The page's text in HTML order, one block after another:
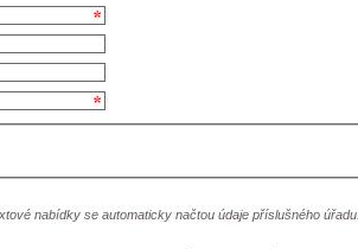
nabídky se automaticky načtou údaje příslušného úřadu.